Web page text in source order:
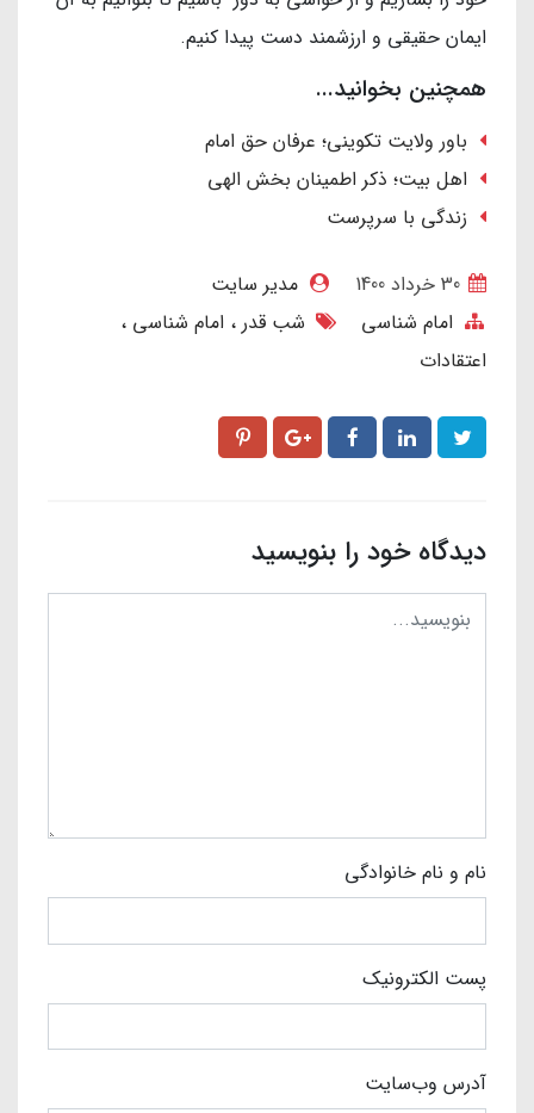
ایمان حقیقی و ارزشمند دست پیدا کنیم.
همچنین بخوانید...
باور ولایت تکوینی؛ عرفان حق امام
اهل بیت؛ ذکر اطمینان بخش الهی
زندگی با سرپرست
مدیر سایت
امام شناسی
شب قدر امام شناسی
اعتقادات
دیدگاه خود را بنویسید
نام و نام خانوادگی
پست الکترونیک
آدرس وب‌سایت